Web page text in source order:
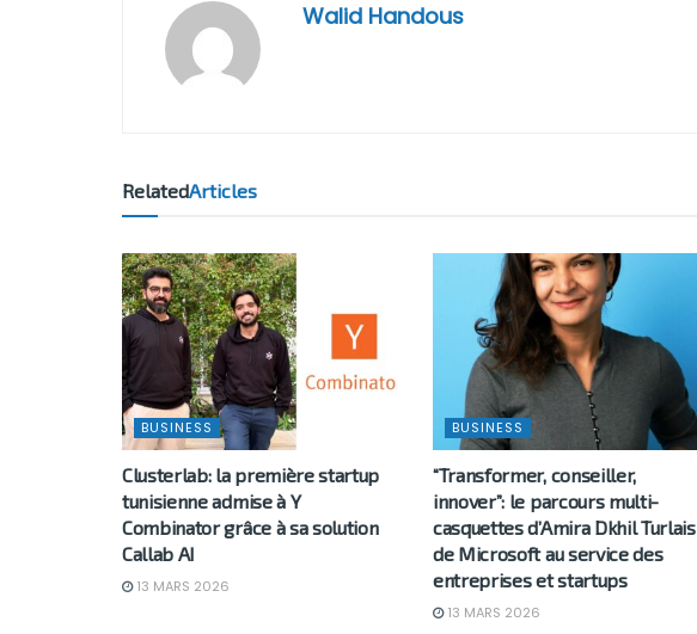
Walid Handous
RelatedArticles
BUSINESS
Clusterlab: la première startup
tunisienne admise à Y
Combinator grâce à sa solution
Callab AI
13 MARS 2026
BUSINESS
“Transformer, conseiller,
innover”: le parcours multi-
casquettes d’Amira Dkhil Turlais
de Microsoft au service des
entreprises et startups
13 MARS 2026